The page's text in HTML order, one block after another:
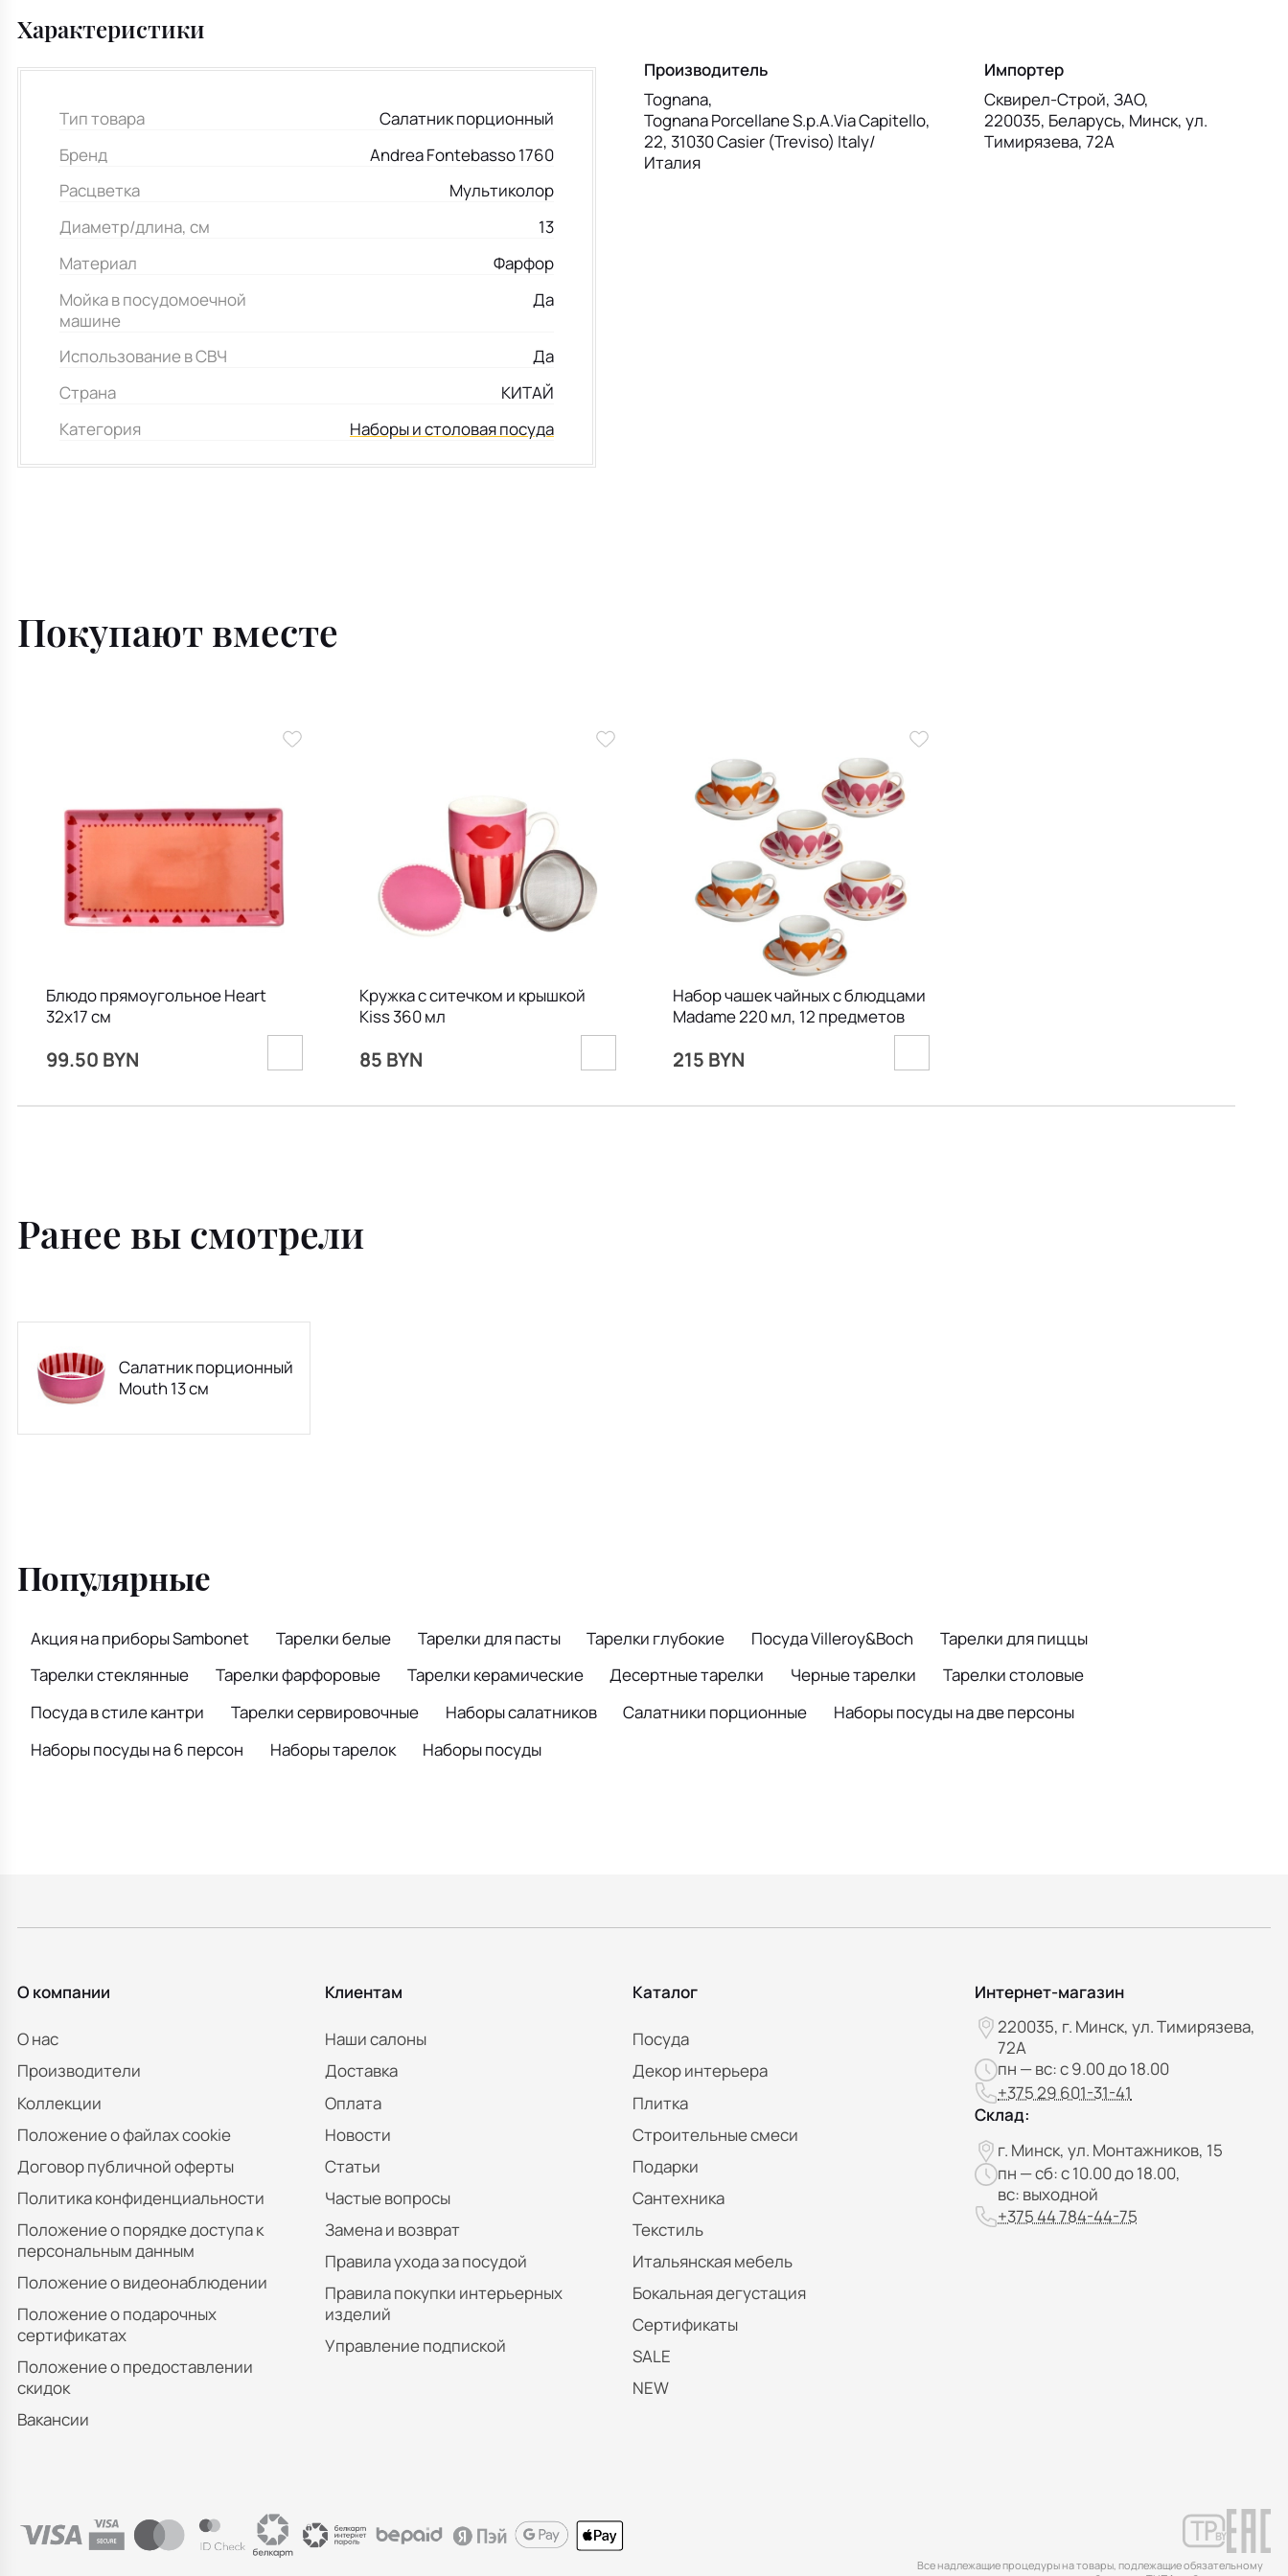
Характеристики
Тип товара
Салатник порционный
Бренд
Andrea Fontebasso 1760
Расцветка
Мультиколор
Диаметр/длина, см
13
Материал
Фарфор
Мойка в посудомоечной
машине
Да
Использование в СВЧ
Да
Страна
КИТАЙ
Категория
Наборы и столовая посуда
Производитель
Tognana,
Tognana Porcellane S.p.A.Via Capitello,
22, 31030 Casier (Treviso) Italy/
Италия
Импортер
Сквирел-Строй, ЗАО,
220035, Беларусь, Минск, ул.
Тимирязева, 72А
Покупают вместе
Блюдо прямоугольное Heart
32х17 см
99.50 BYN
Кружка с ситечком и крышкой
Kiss 360 мл
85 BYN
Набор чашек чайных с блюдцами
Madame 220 мл, 12 предметов
215 BYN
Ранее вы смотрели
Салатник порционный
Mouth 13 см
Популярные
Акция на приборы Sambonet Тарелки белые Тарелки для пасты Тарелки глубокие Посуда Villeroy&Boch
Тарелки для пиццы
Тарелки стеклянные
Тарелки фарфоровые Тарелки керамические Десертные тарелки Черные тарелки
Тарелки столовые
Посуда в стиле кантри
Тарелки сервировочные Наборы салатников Салатники порционные
Наборы посуды на две персоны
Наборы посуды на 6 персон
Наборы тарелок Наборы посуды
О компании
О нас
Производители
Коллекции
Положение о файлах cookie
Договор публичной оферты
Политика конфиденциальности
Положение о порядке доступа к
персональным данным
Положение о видеонаблюдении
Положение о подарочных
сертификатах
Положение о предоставлении
скидок
Вакансии
Клиентам
Наши салоны
Доставка
Оплата
Новости
Статьи
Частые вопросы
Замена и возврат
Правила ухода за посудой
Правила покупки интерьерных
изделий
Управление подпиской
Каталог
Посуда
Декор интерьера
Плитка
Строительные смеси
Подарки
Сантехника
Текстиль
Итальянская мебель
Бокальная дегустация
Сертификаты
SALE
NEW
Интернет-магазин
220035, г. Минск, ул. Тимирязева,
72А
пн — вс: с 9.00 до 18.00
+375 29 601-31-41
Склад:
г. Минск, ул. Монтажников, 15
пн — сб: с 10.00 до 18.00,
вс: выходной
+375 44 784-44-75
Все надлежащие процедуры на товары, подлежащие обязательному